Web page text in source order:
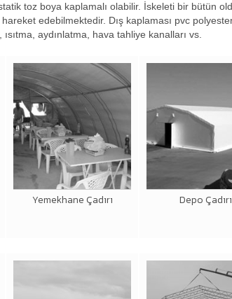
toz boya kaplamalı olabilir. İskeleti bir bütün
edebilmektedir. Dış kaplaması pvc
aydınlatma, hava tahliye kanalları vs.
Yemekhane Çadırı Depo Çadırı